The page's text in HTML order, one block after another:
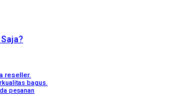
reseller.
bagus.
pesanan